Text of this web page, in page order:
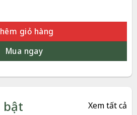
55cm Dát Vàng 24K – Quà Tặng Tri
giỏ hàng
Mua ngay
bật Xem tất cả